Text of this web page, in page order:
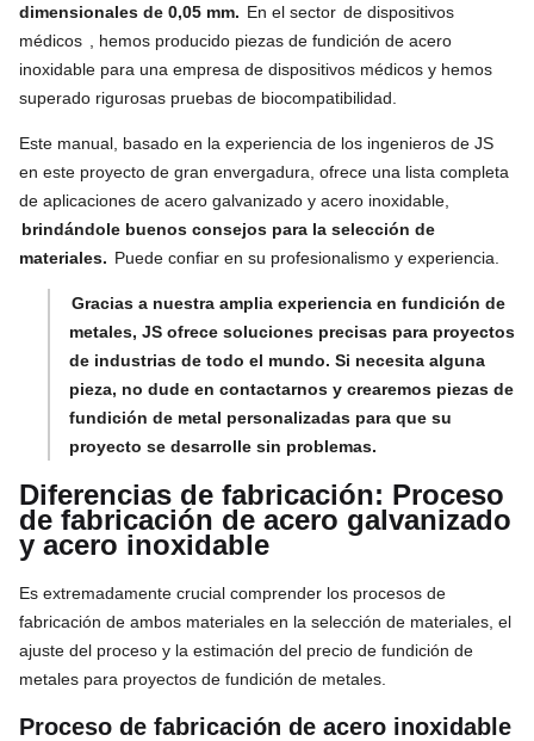
dimensionales de 0,05 mm. En el sector de dispositivos
médicos
, hemos producido piezas de fundición de acero
inoxidable para una empresa de dispositivos médicos y hemos
superado rigurosas pruebas de biocompatibilidad.
Este manual, basado en la experiencia de los ingenieros de JS
en este proyecto de gran envergadura, ofrece una lista completa
de aplicaciones de acero galvanizado y acero inoxidable,
brindándole buenos consejos para la selección de
materiales. Puede confiar en su profesionalismo y experiencia.
Gracias a nuestra amplia experiencia en fundición de
metales, JS ofrece soluciones precisas para proyectos
de industrias de todo el mundo. Si necesita alguna
pieza, no dude en contactarnos y crearemos piezas de
fundición de metal personalizadas para que su
proyecto se desarrolle sin problemas.
Diferencias de fabricación: Proceso
de fabricación de acero galvanizado
y acero inoxidable
Es extremadamente crucial comprender los procesos de
fabricación de ambos materiales en la selección de materiales, el
ajuste del proceso y la estimación del precio de fundición de
metales para proyectos de fundición de metales.
Proceso de fabricación de acero inoxidable